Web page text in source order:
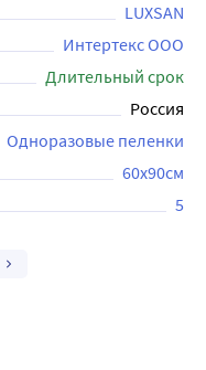
LUXSAN
Интертекс ООО
Длительный срок
Россия
Одноразовые пеленки
60x90см
5